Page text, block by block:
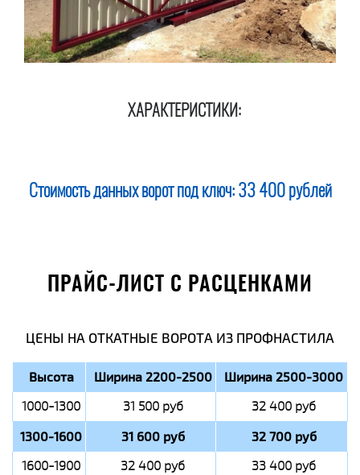
ХАРАКТЕРИСТИКИ:
Стоимость данных ворот под ключ: 33 400 рублей
ПРАЙС-ЛИСТ С РАСЦЕНКАМИ
ЦЕНЫ НА ОТКАТНЫЕ ВОРОТА ИЗ ПРОФНАСТИЛА
Высота Ширина 2200-2500 Ширина 2500-3000
1000-1300 31 500 руб 32 400 руб
1300-1600 31 600 руб 32 700 руб
1600-1900 32 400 руб 33 400 руб